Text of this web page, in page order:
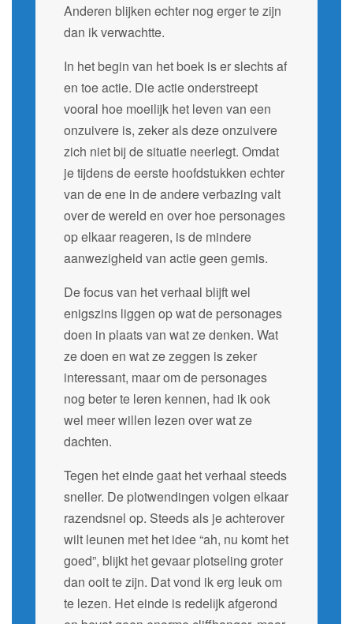
Anderen blijken echter nog erger te zijn
dan ik verwachtte.
In het begin van het boek is er slechts af
en toe actie. Die actie onderstreept
vooral hoe moeilijk het leven van een
onzuivere is, zeker als deze onzuivere
zich niet bij de situatie neerlegt. Omdat
je tijdens de eerste hoofdstukken echter
van de ene in de andere verbazing valt
over de wereld en over hoe personages
op elkaar reageren, is de mindere
aanwezigheid van actie geen gemis.
De focus van het verhaal blijft wel
enigszins liggen op wat de personages
doen in plaats van wat ze denken. Wat
ze doen en wat ze zeggen is zeker
interessant, maar om de personages
nog beter te leren kennen, had ik ook
wel meer willen lezen over wat ze
dachten.
Tegen het einde gaat het verhaal steeds
sneller. De plotwendingen volgen elkaar
razendsnel op. Steeds als je achterover
wilt leunen met het idee “ah, nu komt het
goed”, blijkt het gevaar plotseling groter
dan ooit te zijn. Dat vond ik erg leuk om
te lezen. Het einde is redelijk afgerond